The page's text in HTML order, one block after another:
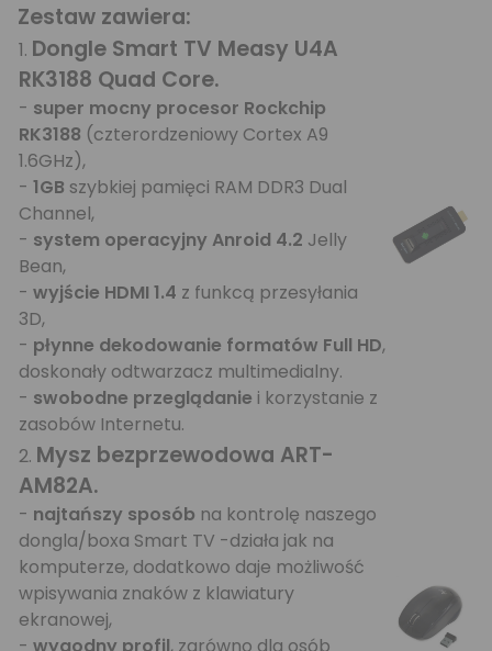
Zestaw zawiera:
1. Dongle Smart TV Measy U4A
RK3188 Quad Core.
- super mocny procesor Rockchip
RK3188 (czterordzeniowy Cortex A9
1.6GHz),
- 1GB szybkiej pamięci RAM DDR3 Dual
Channel,
- system operacyjny Anroid 4.2 Jelly
Bean,
- wyjście HDMI 1.4 z funkcą przesyłania
3D,
- płynne dekodowanie formatów Full HD,
doskonały odtwarzacz multimedialny.
- swobodne przeglądanie i korzystanie z
zasobów Internetu.
2. Mysz bezprzewodowa ART-
AM82A.
- najtańszy sposób na kontrolę naszego
dongla/boxa Smart TV -działa jak na
komputerze, dodatkowo daje możliwość
wpisywania znaków z klawiatury
ekranowej,
- wygodny profil, zarówno dla osób